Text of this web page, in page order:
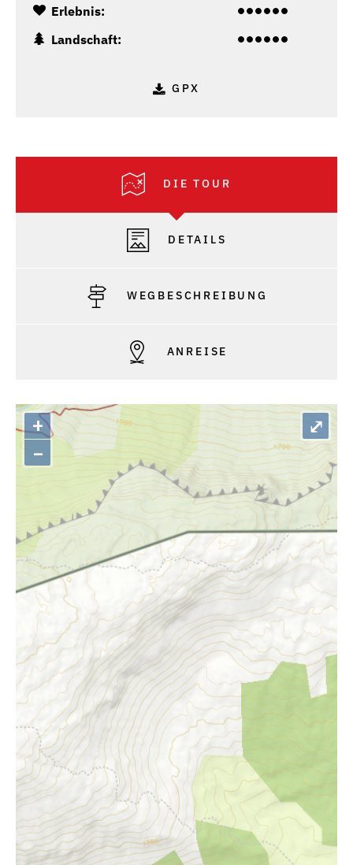
Erlebnis:
Landschaft:
GPX
DIE TOUR
DETAILS
WEGBESCHREIBUNG
ANREISE
+
–
⤢